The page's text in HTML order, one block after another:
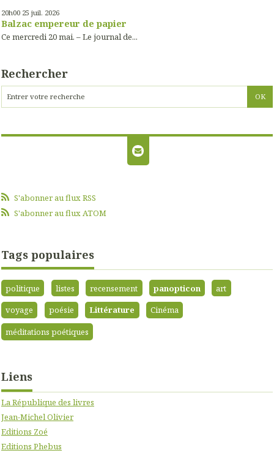
20h00 25 juil. 2026
Balzac empereur de papier
Ce mercredi 20 mai. – Le journal de...
Rechercher
S'abonner au flux RSS
S'abonner au flux ATOM
Tags populaires
politique listes recensement panopticon
art
voyage
poésie Littérature
Cinéma
méditations poétiques
Liens
La République des livres
Jean-Michel Olivier
Editions Zoé
Editions Phebus